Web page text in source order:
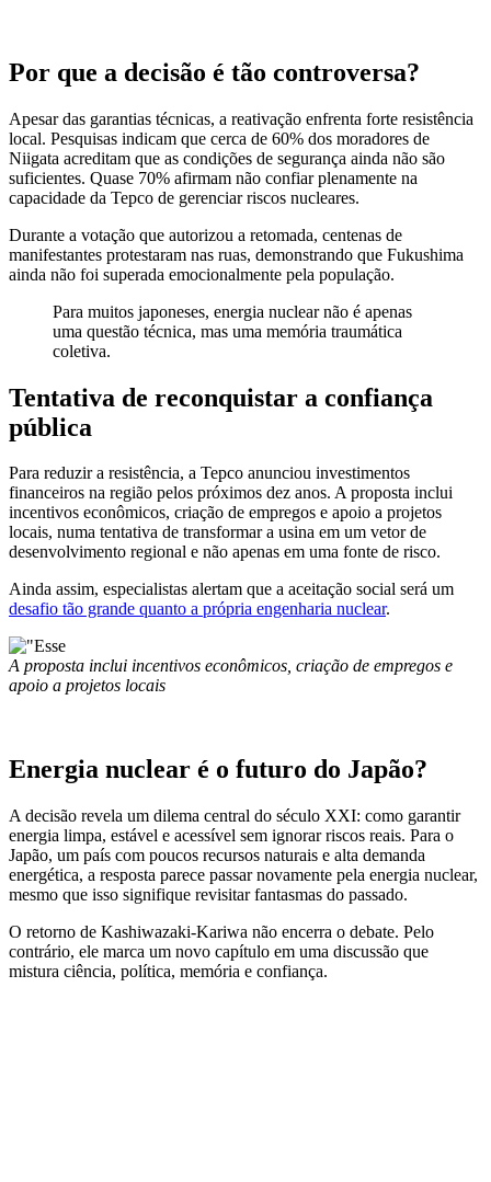
Por que a decisão é tão controversa?
Apesar das garantias técnicas, a reativação enfrenta forte resistência
local. Pesquisas indicam que cerca de 60% dos moradores de
Niigata acreditam que as condições de segurança ainda não são
suficientes. Quase 70% afirmam não confiar plenamente na
capacidade da Tepco de gerenciar riscos nucleares.
Durante a votação que autorizou a retomada, centenas de
manifestantes protestaram nas ruas, demonstrando que Fukushima
ainda não foi superada emocionalmente pela população.
Para muitos japoneses, energia nuclear não é apenas
uma questão técnica, mas uma memória traumática
coletiva.
Tentativa de reconquistar a confiança
pública
Para reduzir a resistência, a Tepco anunciou investimentos
financeiros na região pelos próximos dez anos. A proposta inclui
incentivos econômicos, criação de empregos e apoio a projetos
locais, numa tentativa de transformar a usina em um vetor de
desenvolvimento regional e não apenas em uma fonte de risco.
Ainda assim, especialistas alertam que a aceitação social será um
desafio tão grande quanto a própria engenharia nuclear.
A proposta inclui incentivos econômicos, criação de empregos e
apoio a projetos locais
Energia nuclear é o futuro do Japão?
A decisão revela um dilema central do século XXI: como garantir
energia limpa, estável e acessível sem ignorar riscos reais. Para o
Japão, um país com poucos recursos naturais e alta demanda
energética, a resposta parece passar novamente pela energia nuclear,
mesmo que isso signifique revisitar fantasmas do passado.
O retorno de Kashiwazaki-Kariwa não encerra o debate. Pelo
contrário, ele marca um novo capítulo em uma discussão que
mistura ciência, política, memória e confiança.